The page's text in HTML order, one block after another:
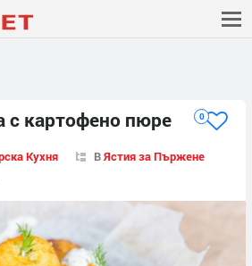
с картофено пюре 0
Кухня ВЯстия за Пържене